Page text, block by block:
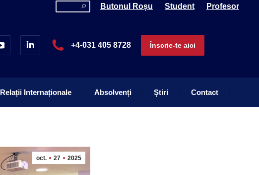
Search: Butonul Roșu Student Profesor
+4-031 405 8728 Înscrie-te aici
Relații Internaționale Absolvenți Știri Contact
oct. 27 2025
Relații Internaționale